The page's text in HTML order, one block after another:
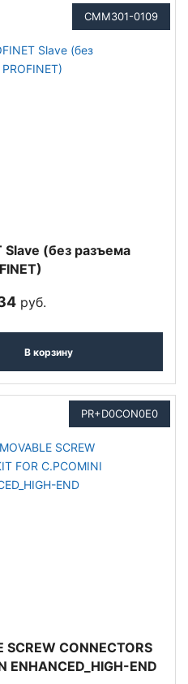
CMM301-0109
Slave (без разъема
руб.
В корзину
PR+D0CON0E0
CONNECTORS
ENHANCED_HIGH-END